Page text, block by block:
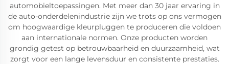
automobieltoepassingen. Met meer dan 30 jaar ervaring in
de auto-onderdelenindustrie zijn we trots op ons vermogen
om hoogwaardige kleurpluggen te produceren die voldoen
aan internationale normen. Onze producten worden
grondig getest op betrouwbaarheid en duurzaamheid, wat
zorgt voor een lange levensduur en consistente prestaties.